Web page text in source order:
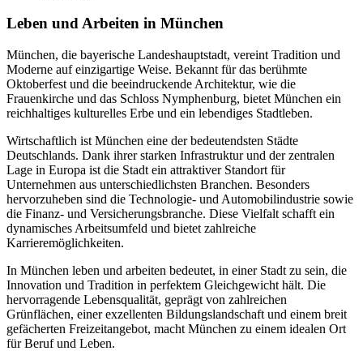
Leben und Arbeiten in München
München, die bayerische Landeshauptstadt, vereint Tradition und
Moderne auf einzigartige Weise. Bekannt für das berühmte
Oktoberfest und die beeindruckende Architektur, wie die
Frauenkirche und das Schloss Nymphenburg, bietet München ein
reichhaltiges kulturelles Erbe und ein lebendiges Stadtleben.
Wirtschaftlich ist München eine der bedeutendsten Städte
Deutschlands. Dank ihrer starken Infrastruktur und der zentralen
Lage in Europa ist die Stadt ein attraktiver Standort für
Unternehmen aus unterschiedlichsten Branchen. Besonders
hervorzuheben sind die Technologie- und Automobilindustrie sowie
die Finanz- und Versicherungsbranche. Diese Vielfalt schafft ein
dynamisches Arbeitsumfeld und bietet zahlreiche
Karrieremöglichkeiten.
In München leben und arbeiten bedeutet, in einer Stadt zu sein, die
Innovation und Tradition in perfektem Gleichgewicht hält. Die
hervorragende Lebensqualität, geprägt von zahlreichen
Grünflächen, einer exzellenten Bildungslandschaft und einem breit
gefächerten Freizeitangebot, macht München zu einem idealen Ort
für Beruf und Leben.